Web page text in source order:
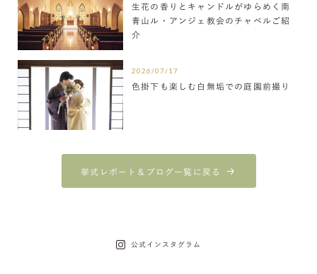
生花の香りとキャンドルがゆらめく南
青山ル・アンジェ教会のチャペルご紹
介
2026/07/17
色掛下も楽しむ白無垢での庭園前撮り
挙式レポート＆ブログ一覧に戻る
公式インスタグラム